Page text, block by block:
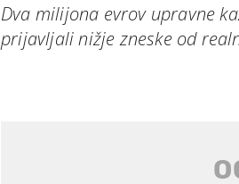
Dva milijona evrov upravne
prijavljali nižje zneske od